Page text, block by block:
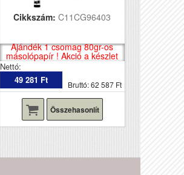
Cikkszám:C11CG96403
Ajándék 1 csomag 80gr-os
másolópapír ! Akció a készlet
erejéig !
Nettó:
49 281 Ft
Bruttó: 62 587 Ft
Összehasonlít